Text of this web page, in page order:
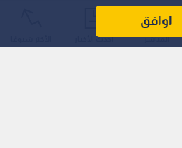
اوافق
المباشر أحدث الأخبار